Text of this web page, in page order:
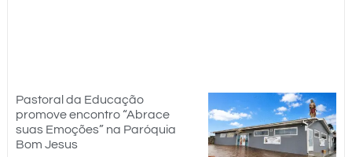
Pastoral da Educação
promove encontro “Abrace
suas Emoções” na Paróquia
Bom Jesus